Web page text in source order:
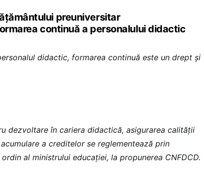
preuniversitar
continuă a personalului didactic
didactic, formarea continuă este un drept și
dezvoltare în cariera didactică, asigurarea calității
a creditelor se reglementează prin
al ministrului educației, la propunerea CNFDCD.